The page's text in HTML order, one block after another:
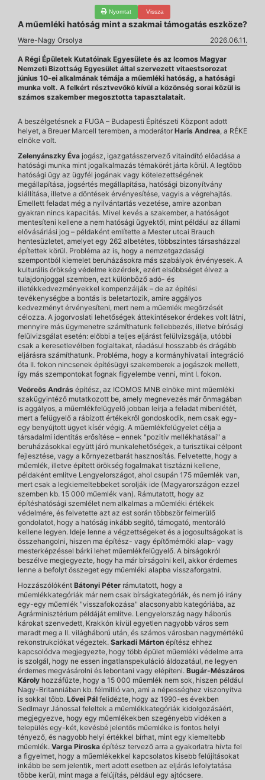
Nyomtat Vissza
A műemléki hatóság mint a szakmai támogatás eszköze?
Ware-Nagy Orsolya 2026.06.11.
A Régi Épületek Kutatóinak Egyesülete és az Icomos Magyar
Nemzeti Bizottság Egyesület által szervezett vitaestsorozat
június 10-ei alkalmának témája a műemléki hatóság, a hatósági
munka volt. A felkért résztvevőkö kívül a közönség sorai közül is
számos szakember megosztotta tapasztalatait.
A beszélgetésnek a FUGA – Budapesti Építészeti Központ adott
helyet, a Breuer Marcell teremben, a moderátor Haris Andrea, a RÉKE
elnöke volt.
Zelenyánszky Éva jogász, igazgatásszervező vitaindító előadása a
hatósági munka mint jogalkalmazás témakörét járta körül. A legtöbb
hatósági ügy az ügyfél jogának vagy kötelezettségének
megállapítása, jogsértés megállapítása, hatósági bizonyítvány
kiállítása, illetve a döntések érvényesítése, vagyis a végrehajtás.
Emellett feladat még a nyilvántartás vezetése, amire azonban
gyakran nincs kapacitás. Mivel kevés a szakember, a hatóságot
mentesíteni kellene a nem hatósági ügyektől, mint például az állami
elővásárlási jog – példaként említette a Mester utcai Brauch
hentesüzletet, amelyet egy 262 albetétes, többszintes társasházzal
építettek körül. Probléma az is, hogy a nemzetgazdasági
szempontból kiemelet beruházásokra más szabályok érvényesek. A
kulturális örökség védelme közérdek, ezért elsőbbséget élvez a
tulajdonjoggal szemben, ezt különböző adó- és
illetékkedvezményekkel kompenzálják – de az építési
tevékenységbe a bontás is beletartozik, amire aggályos
kedvezményt érvényesíteni, mert nem a műemlék megőrzését
célozza. A jogorvoslati lehetőségek áttekintésekor érdekes volt látni,
mennyire más ügymenetre számíthatunk fellebbezés, illetve bírósági
felülvizsgálat esetén: előbbi a teljes eljárást felülvizsgálja, utóbbi
csak a keresetlevélben foglaltakat, ráadásul hosszabb és drágább
eljárásra számíthatunk. Probléma, hogy a kormányhivatali integráció
óta II. fokon nincsenek építésügyi szakemberek a jogászok mellett,
így más szempontokat fognak figyelembe venni, mint I. fokon.
Veöreös András építész, az ICOMOS MNB elnöke mint műemléki
szakügyintéző mutatkozott be, amely megnevezés már önmagában
is aggályos, a műemlékfelügyelő jobban leírja a feladat mibenlétét,
mert a felügyelő a rábízott értékekről gondoskodik, nem csak egy-
egy benyújtott ügyet kísér végig. A műemlékfelügyelet célja a
társadalmi identitás erősítése – ennek "pozitív mellékhatásai" a
beruházásokkal együtt járó munkalehetőségek, a turisztikai célpont
fejlesztése, vagy a környezetbarát hasznosítás. Felvetette, hogy a
műemlék, illetve épített örökség fogalmakat tisztázni kellene,
példaként említve Lengyelországot, ahol csupán 175 műemlék van,
mert csak a legkiemeltebbeket sorolják ide (Magyarországon ezzel
szemben kb. 15 000 műemlék van). Rámutatott, hogy az
építéshatósági szemlélet nem alkalmas a műemléki értékek
védelmére, és felvetette azt az est során többször felmerülő
gondolatot, hogy a hatóság inkább segítő, támogató, mentoráló
kellene legyen. Ideje lenne a végzettségeket és a jogosultságokat is
összehangolni, hiszen ma építész- vagy építőmérnöki alap- vagy
mesterképzéssel bárki lehet műemlékfelügyelő. A bírságokról
beszélve megjegyezte, hogy ha már bírságolni kell, akkor érdemes
lenne a befolyt összeget egy műemléki alapba visszaforgatni.
Hozzászólóként Bátonyi Péter rámutatott, hogy a
műemlékkategóriák már nem csak bírságkategóriák, és nem jó irány
egy-egy műemlék "visszafokozása" alacsonyabb kategóriába, az
Agrárminisztérium példáját említve. Lengyelország nagy háborús
károkat szenvedett, Krakkón kívül egyetlen nagyobb város sem
maradt meg a II. világháború után, és számos városban nagymértékű
rekonstrukciókat végeztek. Sarkadi Márton építész ehhez
kapcsolódva megjegyezte, hogy több épület műemléki védelme arra
is szolgál, hogy ne essen ingatlanspekuláció áldozatául, ne legyen
érdemes megvásárolni és lebontani vagy elépíteni. Bugár-Mészáros
Károly hozzáfűzte, hogy a 15 000 műemlék nem sok, hiszen például
Nagy-Britanniában kb. félmillió van, ami a népességhez viszonyítva
is sokkal több. Lővei Pál felidézte, hogy az 1990-es években
Sedlmayr Jánossal feleltek a műemlékkategóriák kidolgozásáért,
megjegyezve, hogy egy műemlékekben szegényebb vidéken a
település egy-két, kevésbé jelentős műemléke is fontos helyi
tényező, és nagyobb helyi értékkel bírhat, mint egy kiemeltebb
műemlék. Varga Piroska építész tervező arra a gyakorlatra hívta fel
a figyelmet, hogy a műemlékekkel kapcsolatos kisebb felújításokat
inkább be sem jelentik, mert adott esetben az eljárás lefolytatása
többe kerül, mint maga a felújítás, például egy ajtócsere.